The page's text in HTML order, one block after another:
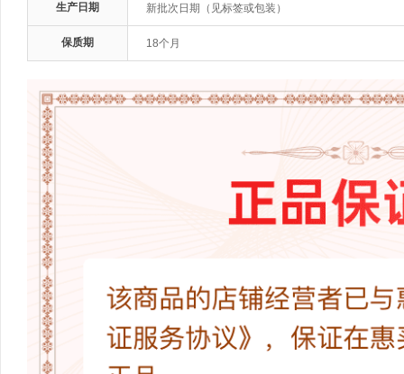
生产日期 新批次日期（见标签或包装）
保质期 18个月